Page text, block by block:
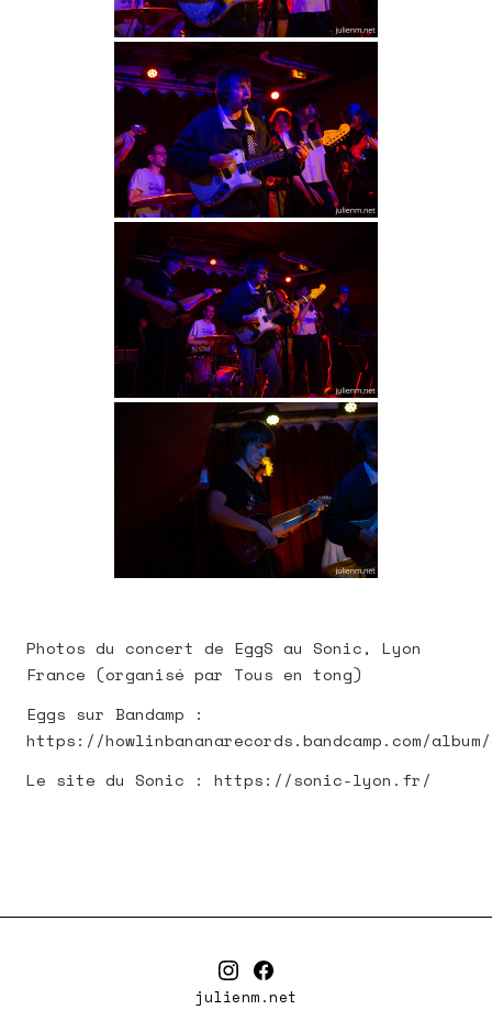
Photos du concert de EggS au Sonic, Lyon
France (organisé par Tous en tong)
Eggs sur Bandamp :
https://howlinbananarecords.bandcamp.com/album/
Le site du Sonic : https://sonic-lyon.fr/
julienm.net